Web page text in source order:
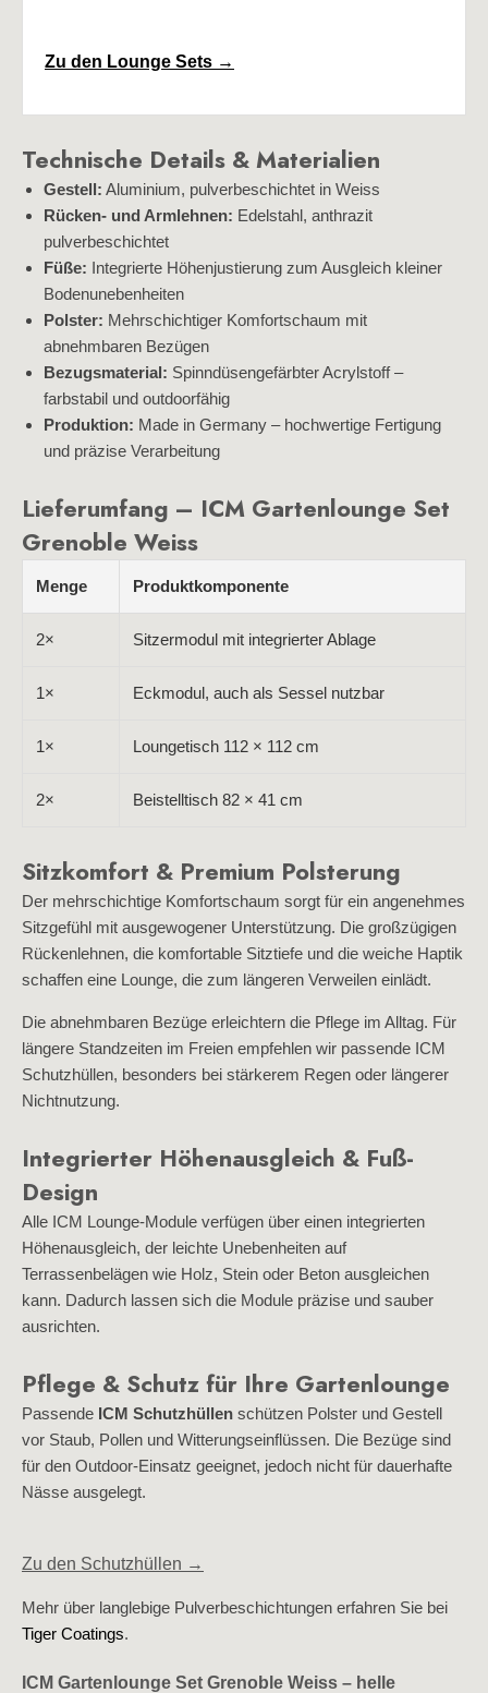
Zu den Lounge Sets →
Technische Details & Materialien
Gestell: Aluminium, pulverbeschichtet in Weiss
Rücken- und Armlehnen: Edelstahl, anthrazit
pulverbeschichtet
Füße: Integrierte Höhenjustierung zum Ausgleich kleiner
Bodenunebenheiten
Polster: Mehrschichtiger Komfortschaum mit
abnehmbaren Bezügen
Bezugsmaterial: Spinndüsengefärbter Acrylstoff –
farbstabil und outdoorfähig
Produktion: Made in Germany – hochwertige Fertigung
und präzise Verarbeitung
Lieferumfang – ICM Gartenlounge Set
Grenoble Weiss
Menge Produktkomponente
2× Sitzermodul mit integrierter Ablage
1× Eckmodul, auch als Sessel nutzbar
1× Loungetisch 112 × 112 cm
2× Beistelltisch 82 × 41 cm
Sitzkomfort & Premium Polsterung
Der mehrschichtige Komfortschaum sorgt für ein angenehmes
Sitzgefühl mit ausgewogener Unterstützung. Die großzügigen
Rückenlehnen, die komfortable Sitztiefe und die weiche Haptik
schaffen eine Lounge, die zum längeren Verweilen einlädt.
Die abnehmbaren Bezüge erleichtern die Pflege im Alltag. Für
längere Standzeiten im Freien empfehlen wir passende ICM
Schutzhüllen, besonders bei stärkerem Regen oder längerer
Nichtnutzung.
Integrierter Höhenausgleich & Fuß-
Design
Alle ICM Lounge-Module verfügen über einen integrierten
Höhenausgleich, der leichte Unebenheiten auf
Terrassenbelägen wie Holz, Stein oder Beton ausgleichen
kann. Dadurch lassen sich die Module präzise und sauber
ausrichten.
Pflege & Schutz für Ihre Gartenlounge
Passende ICM Schutzhüllen schützen Polster und Gestell
vor Staub, Pollen und Witterungseinflüssen. Die Bezüge sind
für den Outdoor-Einsatz geeignet, jedoch nicht für dauerhafte
Nässe ausgelegt.
Zu den Schutzhüllen →
Mehr über langlebige Pulverbeschichtungen erfahren Sie bei
Tiger Coatings.
ICM Gartenlounge Set Grenoble Weiss – helle